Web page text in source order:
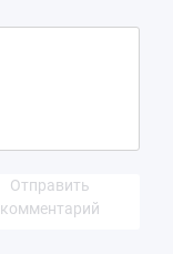
Отправить
комментарий